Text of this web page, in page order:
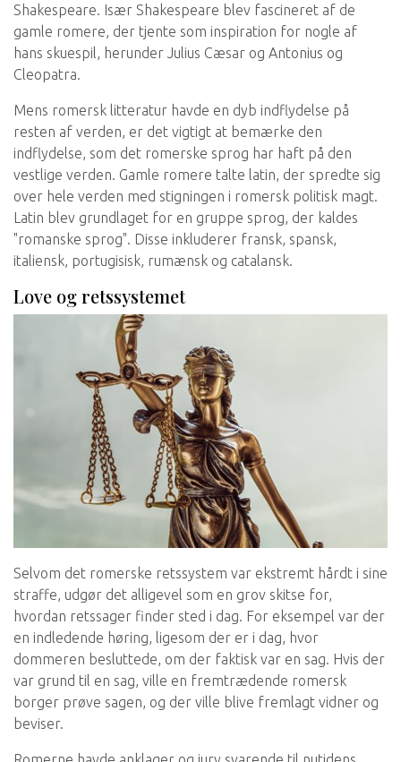
Shakespeare. Især Shakespeare blev fascineret af de
gamle romere, der tjente som inspiration for nogle af
hans skuespil, herunder Julius Cæsar og Antonius og
Cleopatra.
Mens romersk litteratur havde en dyb indflydelse på
resten af ​​verden, er det vigtigt at bemærke den
indflydelse, som det romerske sprog har haft på den
vestlige verden. Gamle romere talte latin, der spredte sig
over hele verden med stigningen i romersk politisk magt.
Latin blev grundlaget for en gruppe sprog, der kaldes
"romanske sprog". Disse inkluderer fransk, spansk,
italiensk, portugisisk, rumænsk og catalansk.
Love og retssystemet
Selvom det romerske retssystem var ekstremt hårdt i sine
straffe, udgør det alligevel som en grov skitse for,
hvordan retssager finder sted i dag. For eksempel var der
en indledende høring, ligesom der er i dag, hvor
dommeren besluttede, om der faktisk var en sag. Hvis der
var grund til en sag, ville en fremtrædende romersk
borger prøve sagen, og der ville blive fremlagt vidner og
beviser.